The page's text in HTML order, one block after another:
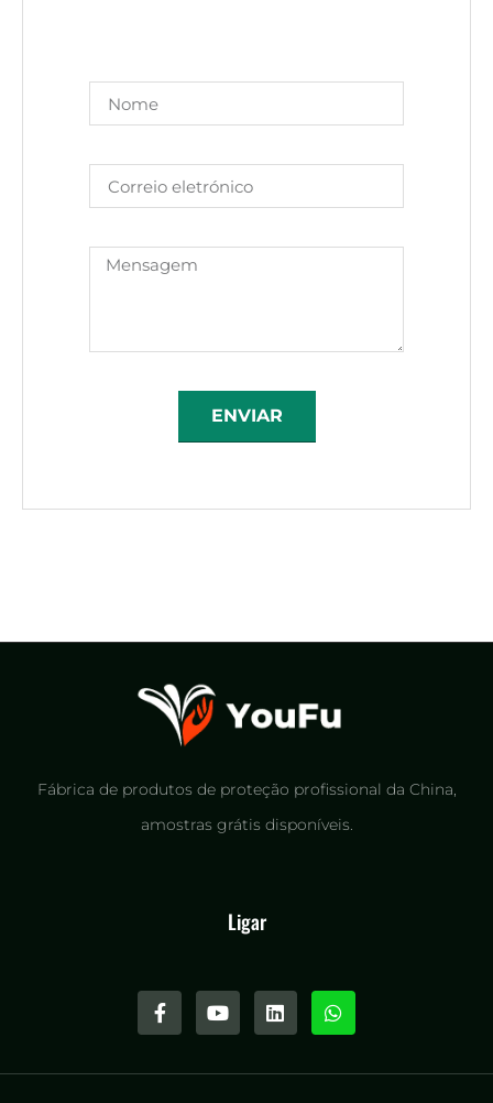
ENVIAR
Fábrica de produtos de proteção profissional da China,
amostras grátis disponíveis.
Ligar